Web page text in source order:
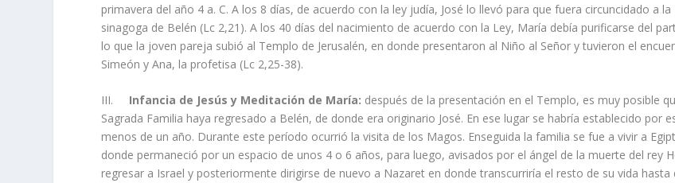
primavera del año 4 a. C. A los 8 días, de acuerdo con la ley judía, José lo llevó para que fuera circuncidado a la
sinagoga de Belén (Lc 2,21). A los 40 días del nacimiento de acuerdo con la Ley, María debía purificarse del
lo que la joven pareja subió al Templo de Jerusalén, en donde presentaron al Niño al Señor y tuvieron el
Simeón y Ana, la profetisa (Lc 2,25-38).
III. Infancia de Jesús y Meditación de María: después de la presentación en el Templo, es muy posible
Sagrada Familia haya regresado a Belén, de donde era originario José. En ese lugar se habría establecido por
menos de un año. Durante este período ocurrió la visita de los Magos. Enseguida la familia se fue a vivir a
donde permaneció por un espacio de unos 4 o 6 años, para luego, avisados por el ángel de la muerte del rey
regresar a Israel y posteriormente dirigirse de nuevo a Nazaret en donde transcurriría el resto de su vida hasta